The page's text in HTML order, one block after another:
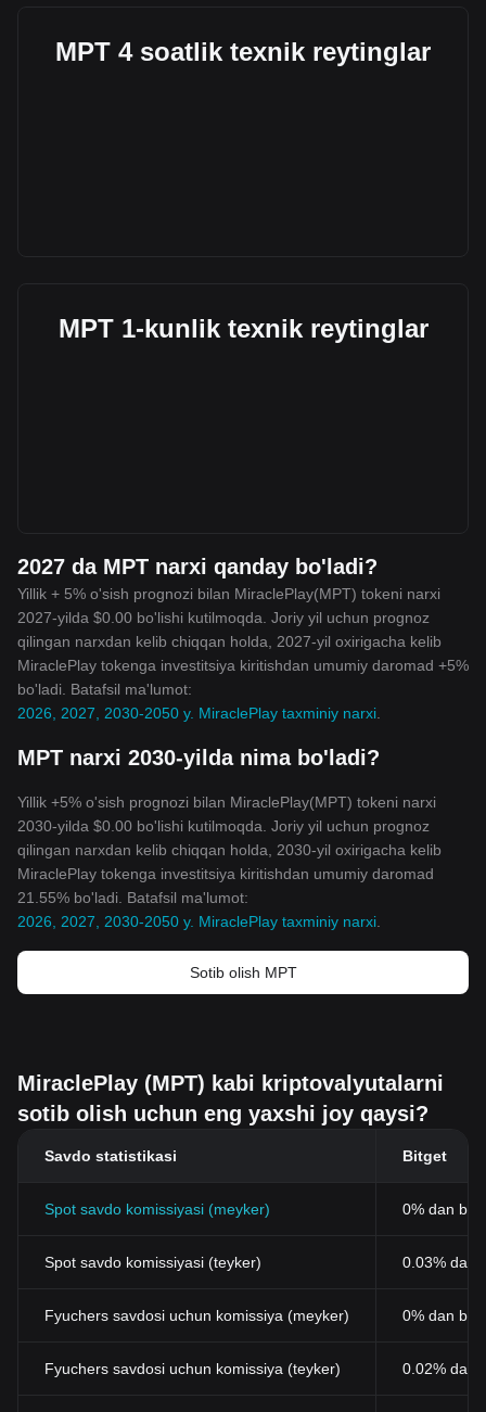
MPT 4 soatlik texnik reytinglar
MPT 1-kunlik texnik reytinglar
2027 da MPT narxi qanday bo'ladi?
Yillik + 5% o'sish prognozi bilan MiraclePlay(MPT) tokeni narxi
2027-yilda $0.00 bo'lishi kutilmoqda. Joriy yil uchun prognoz
qilingan narxdan kelib chiqqan holda, 2027-yil oxirigacha kelib
MiraclePlay tokenga investitsiya kiritishdan umumiy daromad +5%
bo'ladi. Batafsil ma'lumot:
2026, 2027, 2030-2050 y. MiraclePlay taxminiy narxi
MPT narxi 2030-yilda nima bo'ladi?
Yillik +5% o'sish prognozi bilan MiraclePlay(MPT) tokeni narxi
2030-yilda $0.00 bo'lishi kutilmoqda. Joriy yil uchun prognoz
qilingan narxdan kelib chiqqan holda, 2030-yil oxirigacha kelib
MiraclePlay tokenga investitsiya kiritishdan umumiy daromad
21.55% bo'ladi. Batafsil ma'lumot:
2026, 2027, 2030-2050 y. MiraclePlay taxminiy narxi
Sotib olish MPT
MiraclePlay (MPT) kabi kriptovalyutalarni
sotib olish uchun eng yaxshi joy qaysi?
Savdo statistikasi Bitget
Spot savdo komissiyasi (meyker) 0% dan
Spot savdo komissiyasi (teyker) 0.03% dan
Fyuchers savdosi uchun komissiya (meyker) 0% dan
Fyuchers savdosi uchun komissiya (teyker) 0.02% dan